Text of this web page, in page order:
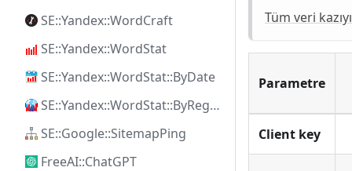
SE::Yandex::WordCraft
SE::Yandex::WordStat
SE::Yandex::WordStat::ByDate
SE::Yandex::WordStat::ByRegion
SE::Google::SitemapPing
FreeAI::ChatGPT
Tüm veri
Parametre
Client key